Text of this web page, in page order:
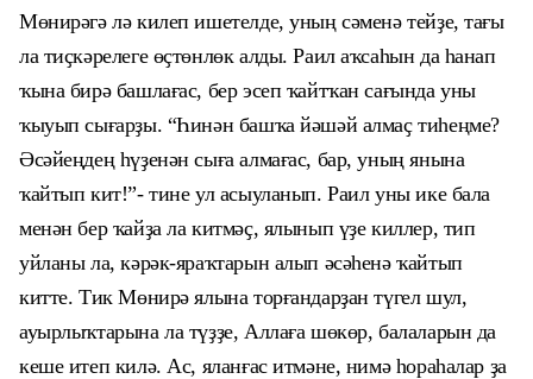
Мөнирәгә лә килеп ишетелде, уның сәменә тейҙе, тағы
ла тиҫкәрелеге өҫтөнлөк алды. Раил аҡсаһын да һанап
ҡына бирә башлағас, бер эсеп ҡайтҡан сағында уны
ҡыуып сығарҙы. “Һинән башҡа йәшәй алмаҫ тиһеңме?
Әсәйеңдең һүҙенән сыға алмағас, бар, уның янына
ҡайтыпкит!”- тине ул асыуланып. Раил уны ике бала
менән бер ҡайҙа ла китмәҫ, ялынып үҙе киллер, тип
уйланы ла, кәрәк-яраҡтарын алып әсәһенә ҡайтып
китте. Тик Мөнирә ялына торғандарҙан түгел шул,
ауырлыҡтарына ла түҙҙе, Аллаға шөкөр, балаларын да
кеше итеп килә. Ас, яланғас итмәне, нимә һораһалар ҙа